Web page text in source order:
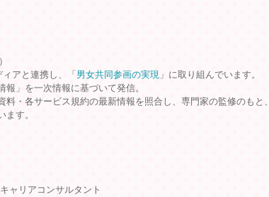
アと連携し、「 男女共同参画の実現 」に取り組んでいます。
」を一次情報に基づいて発信。
・各サービス規約の最新情報を照合し、専門家の監修のもと、
す。
ャリアコンサルタント